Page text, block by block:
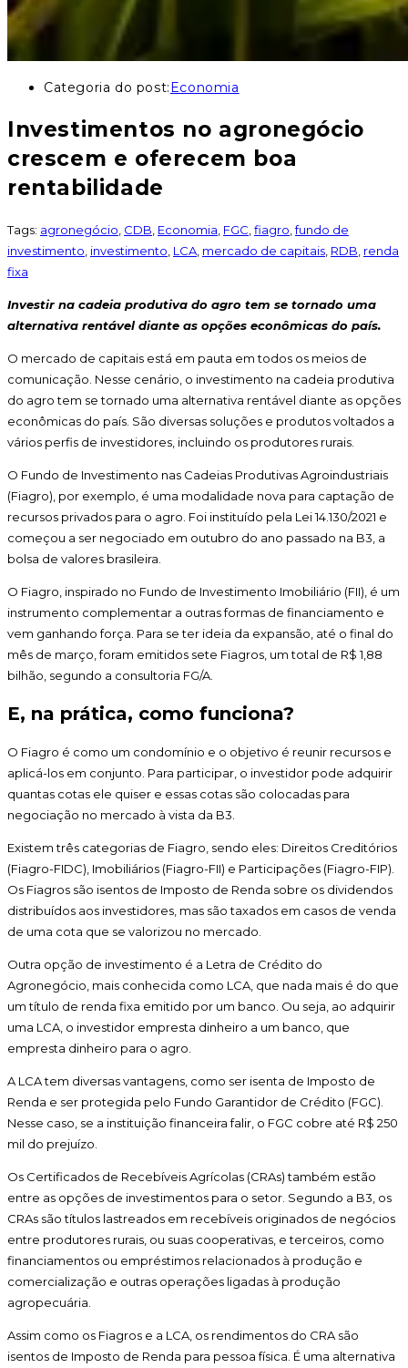
Categoria do post: Economia
Investimentos no agronegócio
crescem e oferecem boa
rentabilidade
Tags: agronegócio CDB Economia FGC fiagro fundo de
investimento investimento LCA mercado de capitais RDB renda
fixa
Investir na cadeia produtiva do agro tem se tornado uma
alternativa rentável diante as opções econômicas do país.
O mercado de capitais está em pauta em todos os meios de
comunicação. Nesse cenário, o investimento na cadeia produtiva
do agro tem se tornado uma alternativa rentável diante as opções
econômicas do país. São diversas soluções e produtos voltados a
vários perfis de investidores, incluindo os produtores rurais.
O Fundo de Investimento nas Cadeias Produtivas Agroindustriais
(Fiagro), por exemplo, é uma modalidade nova para captação de
recursos privados para o agro. Foi instituído pela Lei 14.130/2021 e
começou a ser negociado em outubro do ano passado na B3, a
bolsa de valores brasileira.
O Fiagro, inspirado no Fundo de Investimento Imobiliário (FII), é um
instrumento complementar a outras formas de financiamento e
vem ganhando força. Para se ter ideia da expansão, até o final do
mês de março, foram emitidos sete Fiagros, um total de R$ 1,88
bilhão, segundo a consultoria FG/A.
E, na prática, como funciona?
O Fiagro é como um condomínio e o objetivo é reunir recursos e
aplicá-los em conjunto. Para participar, o investidor pode adquirir
quantas cotas ele quiser e essas cotas são colocadas para
negociação no mercado à vista da B3.
Existem três categorias de Fiagro, sendo eles: Direitos Creditórios
(Fiagro-FIDC), Imobiliários (Fiagro-FII) e Participações (Fiagro-FIP).
Os Fiagros são isentos de Imposto de Renda sobre os dividendos
distribuídos aos investidores, mas são taxados em casos de venda
de uma cota que se valorizou no mercado.
Outra opção de investimento é a Letra de Crédito do
Agronegócio, mais conhecida como LCA, que nada mais é do que
um título de renda fixa emitido por um banco. Ou seja, ao adquirir
uma LCA, o investidor empresta dinheiro a um banco, que
empresta dinheiro para o agro.
A LCA tem diversas vantagens, como ser isenta de Imposto de
Renda e ser protegida pelo Fundo Garantidor de Crédito (FGC).
Nesse caso, se a instituição financeira falir, o FGC cobre até R$ 250
mil do prejuízo.
Os Certificados de Recebíveis Agrícolas (CRAs) também estão
entre as opções de investimentos para o setor. Segundo a B3, os
CRAs são títulos lastreados em recebíveis originados de negócios
entre produtores rurais, ou suas cooperativas, e terceiros, como
financiamentos ou empréstimos relacionados à produção e
comercialização e outras operações ligadas à produção
agropecuária.
Assim como os Fiagros e a LCA, os rendimentos do CRA são
isentos de Imposto de Renda para pessoa física. É uma alternativa